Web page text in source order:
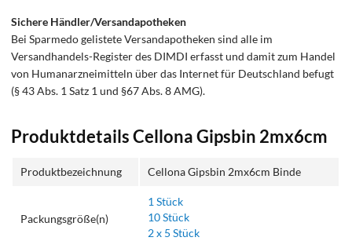
Sichere Händler/Versandapotheken
Bei Sparmedo gelistete Versandapotheken sind alle im
Versandhandels-Register des DIMDI erfasst und damit zum Handel
von Humanarzneimitteln über das Internet für Deutschland befugt
(§ 43 Abs. 1 Satz 1 und §67 Abs. 8 AMG).
Produktdetails Cellona Gipsbin 2mx6cm
Produktbezeichnung Cellona Gipsbin 2mx6cm Binde
Packungsgröße(n)
1 Stück
10 Stück
2 x 5 Stück